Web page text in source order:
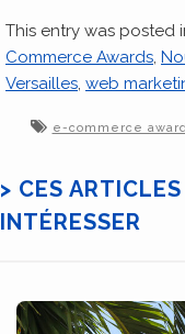
This entry was posted
Commerce Awards,
Versailles, web
e-commerce
> CES
INTÉRESSER